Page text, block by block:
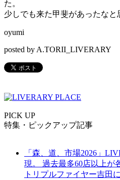
た。
少しでも来た甲斐があったなと
oyumi
posted by A.TORII_LIVERARY
PICK UP
特集・ピックアップ記事
「森、道、市場2026」
現。 過去最多60店以上が
トリプルファイヤー吉田